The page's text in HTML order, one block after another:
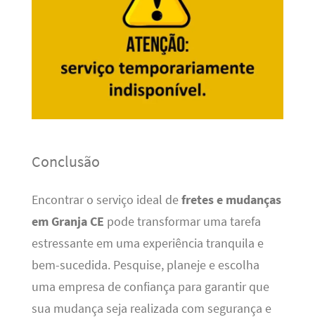
Conclusão
Encontrar o serviço ideal defretes e mudanças
em Granja CE pode transformar uma tarefa
estressante em uma experiência tranquila e
bem-sucedida. Pesquise, planeje e escolha
uma empresa de confiança para garantir que
sua mudança seja realizada com segurança e